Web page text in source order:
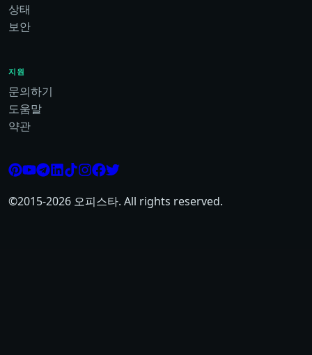
상태
보안
지원
문의하기
도움말
약관
©2015-2026 오피스타. All rights reserved.